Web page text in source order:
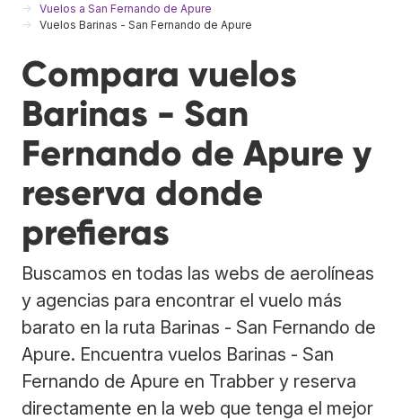
Vuelos a San Fernando de Apure
Vuelos Barinas - San Fernando de Apure
Compara vuelos
Barinas - San
Fernando de Apure y
reserva donde
prefieras
Buscamos en todas las webs de aerolíneas
y agencias para encontrar el vuelo más
barato en la ruta Barinas - San Fernando de
Apure. Encuentra vuelos Barinas - San
Fernando de Apure en Trabber y reserva
directamente en la web que tenga el mejor